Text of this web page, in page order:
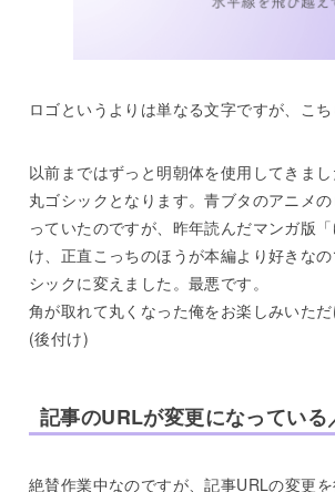
ロゴというよりは単なる文字ですが、こ
以前まではずっと明朝体を使用してきま
丸ゴシックとなります。青ブタのアニメ
っていたのですが、昨年読んだマンガ版
け、正直こっちのほうが本編より好きな
シックに変えました。最悪です。
角が取れて丸くなった俺をお楽しみいた
(後付け)
記事のURLが変更になっている
絶賛作業中なのですが、記事URLの変更を